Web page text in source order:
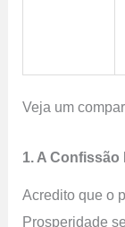
Veja um
1. A
Acredito que o
Prosperidade